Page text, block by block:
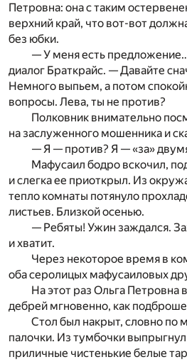
Петровна: она с таким
верхний край, что вот-вот
без юбки.
— У меня есть
диалог Браткрайс. — Давайте
Немного выпьем, а потом
вопросы. Лева, ты не против?
Полковник внимательно
на заслуженного мошенника и
— Я — против? Я — «за»
Мафусаил бодро вскочил,
и слегка ее приоткрыл. Из
тепло комнаты потянуло
листьев. Близкой осенью.
— Ребяты! Ужин заждался.
и хватит.
Через некоторое время в
оба серолицых мафусаиловых
На этот раз Ольга Петровна
дебрей мгновенно, как
Стол был накрыт, словно по
палочки. Из тумбочки
приличные чистенькие белые